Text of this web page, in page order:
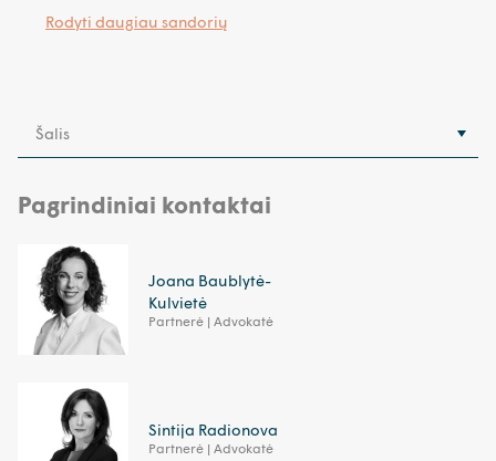
Rodyti daugiau sandorių
Šalis
Pagrindiniai kontaktai
Joana Baublytė-
Kulvietė
Partnerė | Advokatė
Sintija Radionova
Partnerė | Advokatė